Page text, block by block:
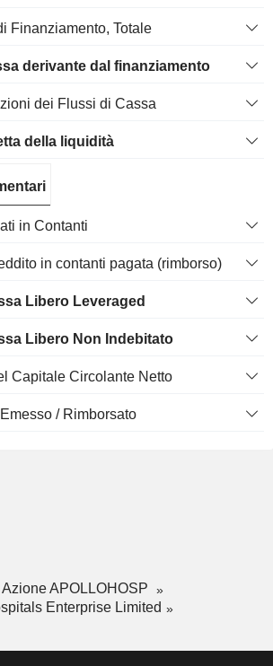
Finanziamento, Totale
derivante dal finanziamento
dei Flussi di Cassa
della liquidità
in Contanti
in contanti pagata (rimborso)
Libero Leveraged
Libero Non Indebitato
Capitale Circolante Netto
/ Rimborsato
Azione APOLLOHOSP
Enterprise Limited